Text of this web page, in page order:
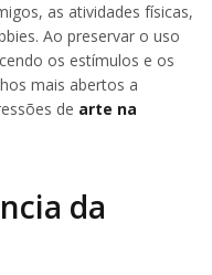
as atividades físicas,
Ao preservar o uso
os estímulos e os
mais abertos a
de arte na
da